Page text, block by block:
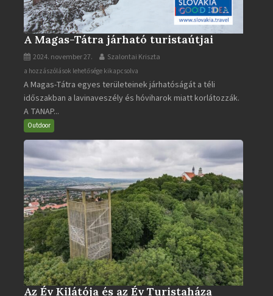
A Magas-Tátra járható turistaútjai
2024. november 27. Szalontai Kriszta
A
Magas-
Tátra
járható
turistaútjai
a hozzászólások lehetősége kikapcsolva
A Magas-Tátra egyes területeinek járhatóságát a téli
időszakban a lavinaveszély és hóviharok miatt korlátozzák.
A TANAP...
Outdoor
Az Év Kilátója és az Év Turistaháza